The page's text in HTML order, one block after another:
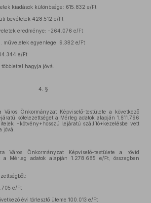
kiadások különbsége: 615.832 e/Ft
bevételek 428.512 e/Ft
eredménye: -264.076 e/Ft
műveletek egyenlege: 9.382 e/Ft
e/Ft
hagyja jóvá.
4. §
Város Önkormányzat Képviselő-testülete a következő
kötelezettséget a Mérleg adatok alapján 1.611.796
+kötvény+hosszú lejáratú szállító+kezelésbe vett
jóvá.
Város Önkormányzat Képviselő-testülete a rövid
a Mérleg adatok alapján 1.278.685 e/Ft, összegben
e/Ft
évi törlesztő üteme 100.013 e/Ft